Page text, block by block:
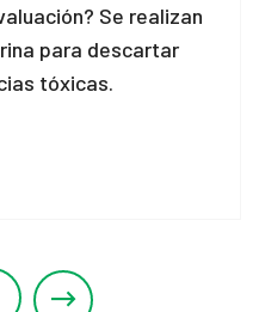
Se realizan
para descartar
tóxicas.